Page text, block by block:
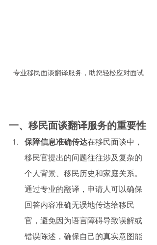
专业移民面谈翻译服务，助您轻松应对面试
一、移民面谈翻译服务的重要性
保障信息准确传达在移民面谈中，
移民官提出的问题往往涉及复杂的
个人背景、移民历史和家庭关系。
通过专业的翻译，申请人可以确保
回答内容准确无误地传达给移民
官，避免因为语言障碍导致误解或
错误陈述，确保自己的真实意图能